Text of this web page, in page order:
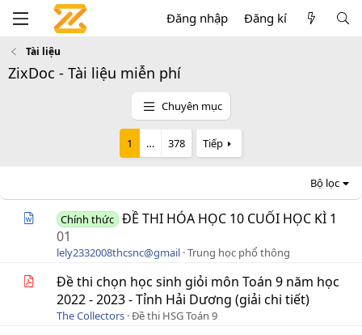
Đăng nhập Đăng kí
Tài liệu
ZixDoc - Tài liệu miễn phí
Chuyên mục
1 … 378 Tiếp
Bộ lọc
Chính thức ĐỀ THI HÓA HỌC 10 CUỐI HỌC KÌ 1
01
lely2332008thcsnc@gmail Trung học phổ thông
Đề thi chọn học sinh giỏi môn Toán 9 năm học
2022 - 2023 - Tỉnh Hải Dương (giải chi tiết)
The Collectors Đề thi HSG Toán 9